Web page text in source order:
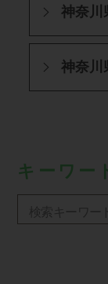
神奈川
神奈川
キーワー